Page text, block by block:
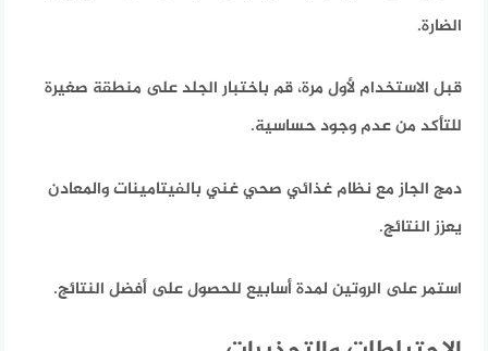
الضارة.
قبل الاستخدام لأول مرة، قم باختبار الجلد على منطقة صغيرة
للتأكد من عدم وجود حساسية.
دمج الجاز مع نظام غذائي صحي غني بالفيتامينات والمعادن
يعزز النتائج.
استمر على الروتين لمدة أسابيع للحصول على أفضل النتائج.